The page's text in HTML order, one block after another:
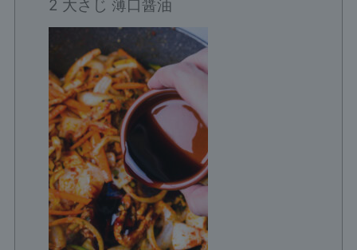
2 大さじ 薄口醤油